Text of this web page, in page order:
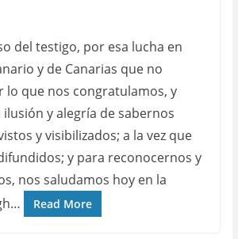
del testigo, por esa lucha en
y de Canarias que no
lo que nos congratulamos, y
y alegría de sabernos
y visibilizados; a la vez que
y para reconocernos y
nos saludamos hoy en la
Read More